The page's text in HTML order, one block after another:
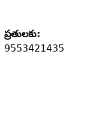
ప్రతులకు:
9553421435